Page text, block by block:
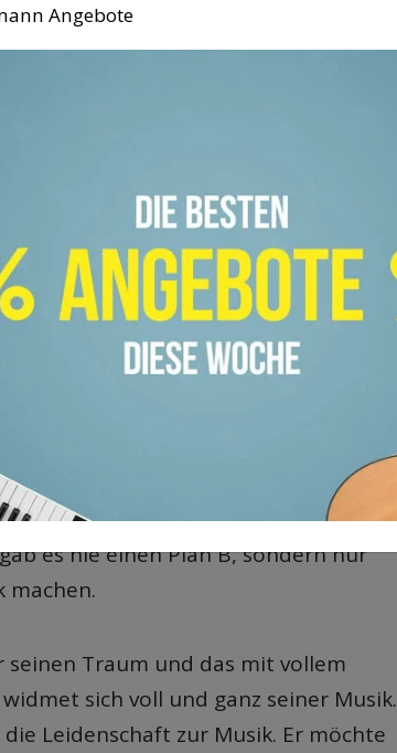
Tanzen bringen. Seine Songs laufen
ganzen Welt rauf und runter.
ist „Prayer In C“. In zahlreichen
Deep-House-Song an die Spitze der
„Prayer In C“ mittlerweile über 721
ist Leidenschaft und Disziplin.
von Hartz IV und hatte keine
es nie einen Plan B, sondern nur
machen.
Traum und das mit vollem
sich voll und ganz seiner Musik.
Leidenschaft zur Musik. Er möchte
Angebote